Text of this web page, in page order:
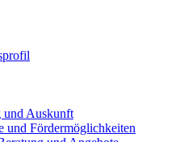
und Auskunft
und Fördermöglichkeiten